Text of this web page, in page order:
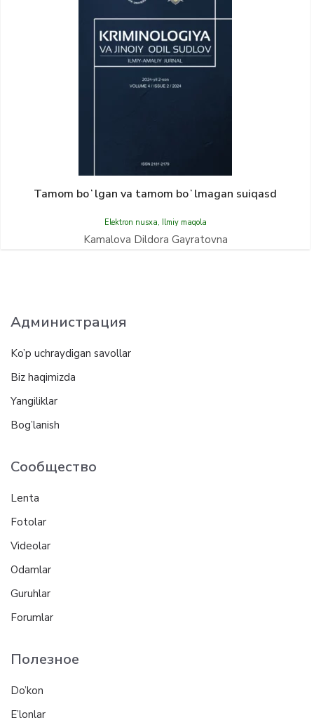
Tamom boʻlgan va tamom boʻlmagan suiqasd
Elektron nusxa, Ilmiy maqola
Kamalova Dildora Gayratovna
Администрация
Ko’p uchraydigan savollar
Biz haqimizda
Yangiliklar
Bog’lanish
Сообщество
Lenta
Fotolar
Videolar
Odamlar
Guruhlar
Forumlar
Полезное
Do’kon
E’lonlar